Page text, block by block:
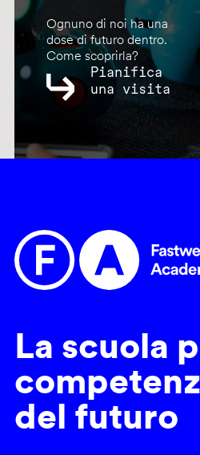
Ognuno di noi ha una
dose di futuro dentro.
Come scoprirla?
Pianifica
una visita
La scuola
del futuro